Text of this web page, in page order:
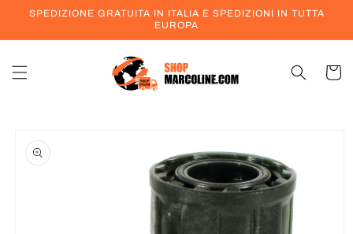
direttamente
SPEDIZIONE GRATUITA IN ITALIA E SPEDIZIONI IN TUTTA
EUROPA
Carrello
informazioni
sul prodotto